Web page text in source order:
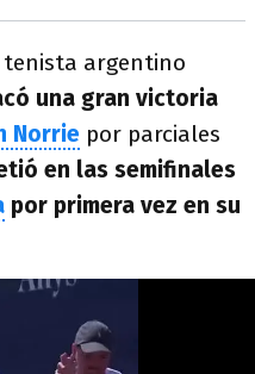
tenista argentino
una gran victoria
Norrie por parciales
en las semifinales
por primera vez en su